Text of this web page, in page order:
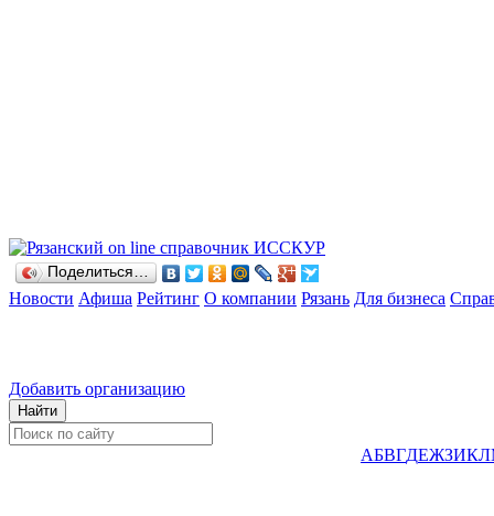
Поделиться…
Новости Афиша Рейтинг О компании Рязань Для бизнеса
Добавить организацию
АБВГДЕЖЗИКЛ